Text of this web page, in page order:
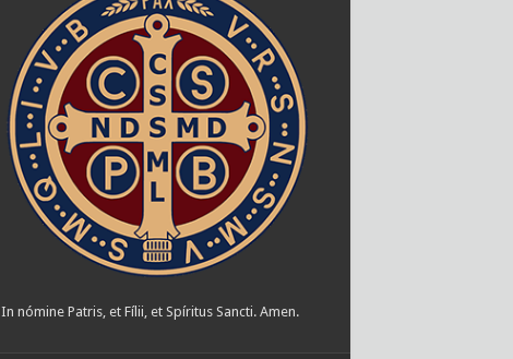
In nómine Patris, et Fílii, et Spíritus Sancti. Amen.